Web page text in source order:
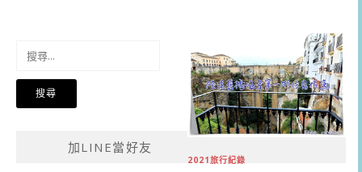
2021旅行紀錄
關
加LINE當好友